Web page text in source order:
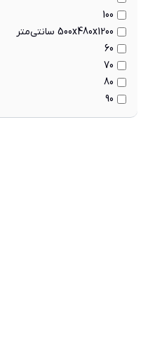
100
500x480x1200 سانتی‌متر
60
70
80
90